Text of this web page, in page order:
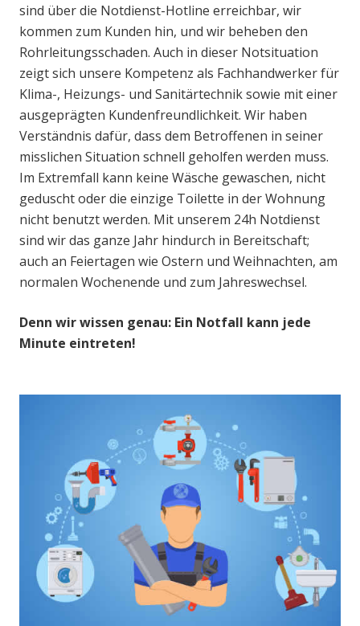
sind über die Notdienst-Hotline erreichbar, wir
kommen zum Kunden hin, und wir beheben den
Rohrleitungsschaden. Auch in dieser Notsituation
zeigt sich unsere Kompetenz als Fachhandwerker für
Klima-, Heizungs- und Sanitärtechnik sowie mit einer
ausgeprägten Kundenfreundlichkeit. Wir haben
Verständnis dafür, dass dem Betroffenen in seiner
misslichen Situation schnell geholfen werden muss.
Im Extremfall kann keine Wäsche gewaschen, nicht
geduscht oder die einzige Toilette in der Wohnung
nicht benutzt werden. Mit unserem 24h Notdienst
sind wir das ganze Jahr hindurch in Bereitschaft;
auch an Feiertagen wie Ostern und Weihnachten, am
normalen Wochenende und zum Jahreswechsel.
Denn wir wissen genau: Ein Notfall kann jede
Minute eintreten!